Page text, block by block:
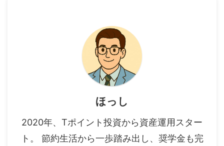
ほっし
2020年、Tポイント投資から資産運用スター
ト。 節約生活から一歩踏み出し、奨学金も完